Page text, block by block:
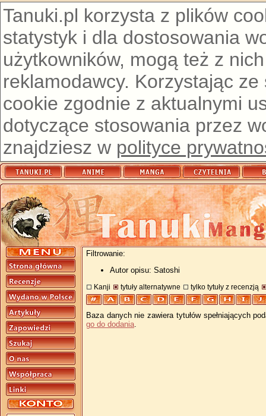
Tanuki.pl korzysta z plików
statystyk i dla dostosowania
użytkowników, mogą też z
reklamodawcy. Korzystając
cookie zgodnie z aktualnymi
dotyczące stosowania przez
znajdziesz w polityce
Filtrowanie:
Autor opisu: Satoshi
Kanji tytuły alternatywne tylko tytuły z recenzją
Baza danych nie zawiera tytułów spełniających
go do dodania.